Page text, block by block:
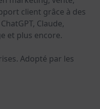
client grâce à des
Claude,
et plus encore.
Adopté par les